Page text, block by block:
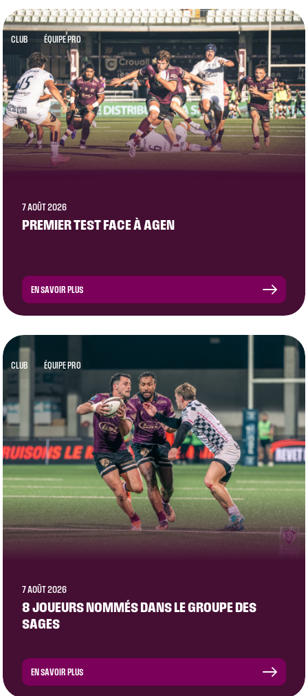
CLUB ÉQUIPE PRO
7 AOÛT 2026
PREMIER TEST FACE À AGEN
EN SAVOIR PLUS
CLUB ÉQUIPE PRO
7 AOÛT 2026
8 JOUEURS NOMMÉS DANS LE GROUPE DES
SAGES
EN SAVOIR PLUS